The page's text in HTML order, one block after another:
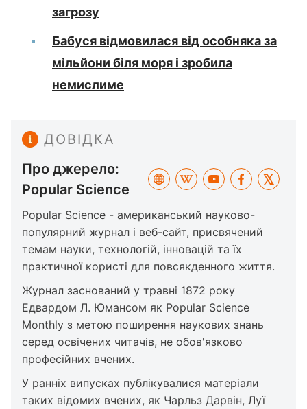
загрозу
Бабуся відмовилася від особняка за
мільйони біля моря і зробила
немислиме
ДОВІДКА
Про джерело:
Popular Science
Popular Science - американський науково-
популярний журнал і веб-сайт, присвячений
темам науки, технологій, інновацій та їх
практичної користі для повсякденного життя.
Журнал заснований у травні 1872 року
Едвардом Л. Юмансом як Popular Science
Monthly з метою поширення наукових знань
серед освічених читачів, не обов'язково
професійних вчених.
У ранніх випусках публікувалися матеріали
таких відомих вчених, як Чарльз Дарвін, Луї